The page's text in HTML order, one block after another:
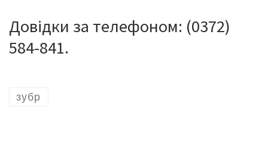
Довідки за телефоном: (0372)
584-841.
зубр